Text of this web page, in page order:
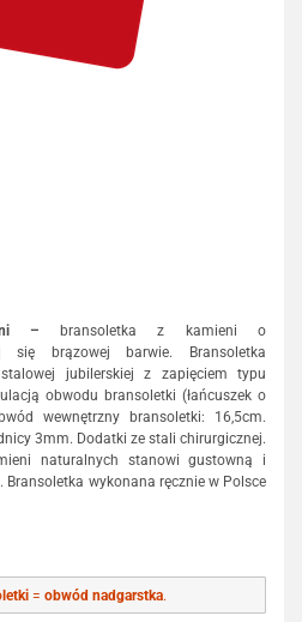
– bransoletka z kamieni o
się brązowej barwie. Bransoletka
jubilerskiej z zapięciem typu
obwodu bransoletki (łańcuszek o
wewnętrzny bransoletki: 16,5cm.
3mm. Dodatki ze stali chirurgicznej.
naturalnych stanowi gustowną i
wykonana ręcznie w Polsce
= obwód nadgarstka.